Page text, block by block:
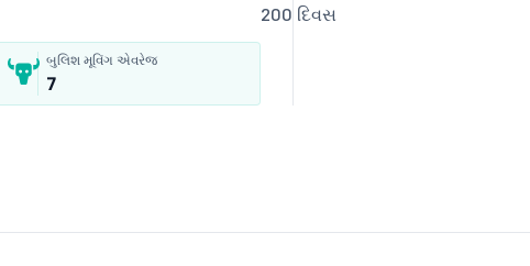
બુલિશ મૂવિંગ એવરેજ
7
200 દિવસ